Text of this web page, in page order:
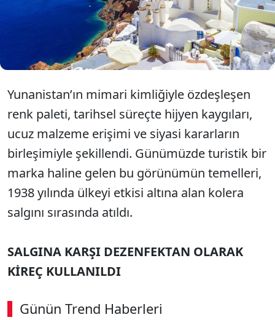
salgınına ve ekonomik kısıtlamalara
dayandığı ortaya çıktı.
Yunanistan’ın mimari kimliğiyle özdeşleşen
renk paleti, tarihsel süreçte hijyen kaygıları,
ucuz malzeme erişimi ve siyasi kararların
birleşimiyle şekillendi. Günümüzde turistik bir
marka haline gelen bu görünümün temelleri,
1938 yılında ülkeyi etkisi altına alan kolera
salgını sırasında atıldı.
SALGINA KARŞI DEZENFEKTAN OLARAK
KİREÇ KULLANILDI
Günün Trend Haberleri